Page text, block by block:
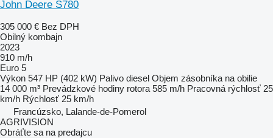
John Deere S780
305 000 € Bez DPH
Obilný kombajn
2023
910 m/h
Euro 5
Výkon 547 HP (402 kW) Palivo diesel Objem zásobníka na obilie
14 000 m³ Prevádzkové hodiny rotora 585 m/h Pracovná rýchlosť 25
km/h Rýchlosť 25 km/h
Francúzsko, Lalande-de-Pomerol
AGRIVISION
Obráťte sa na predajcu